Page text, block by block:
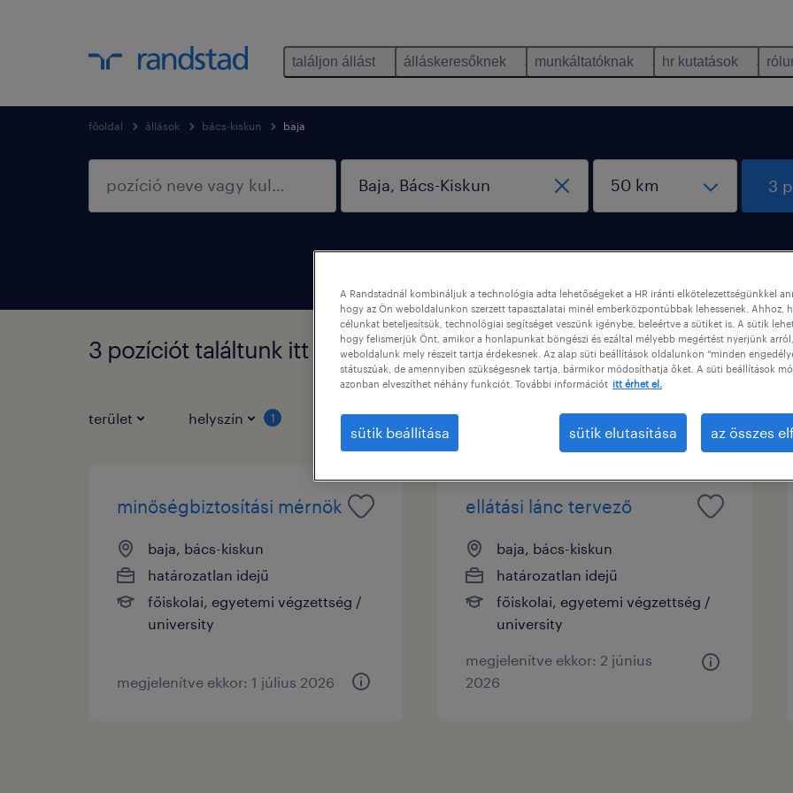
találjon állást álláskeresőknek munkáltatóknak hr kutatások
főoldal állások bács-kiskun baja
3
3 pozíciót találtunk itt Baja, Bács-Kiskun
terület helyszín 1 állás típusok
minőségbiztosítási mérnök
baja, bács-kiskun
határozatlan idejű
főiskolai, egyetemi végzettség /
university
megjelenítve ekkor: 1 július 2026
ellátási lánc tervező
baja, bács-kiskun
határozatlan idejű
főiskolai, egyetemi végzettség /
university
megjelenítve ekkor: 2 június
2026
A Randstadnál kombináljuk a technológia adta lehetőségeket a HR iránti elkötelezettségünkkel
hogy az Ön weboldalunkon szerzett tapasztalatai minél emberközpontúbbak lehessenek. Ahhoz,
célunkat beteljesítsük, technológiai segítséget veszünk igénybe, beleértve a sütiket is. A sütik
hogy felismerjük Önt, amikor a honlapunkat böngészi és ezáltal mélyebb megértést nyerjünk
weboldalunk mely részeit tartja érdekesnek. Az alap süti beállítások oldalunkon “minden
státuszúak, de amennyiben szükségesnek tartja, bármikor módosíthatja őket. A süti beállítások
azonban elveszíthet néhány funkciót. További információt itt érhet el.
sütik beállítása sütik elutasítása az összes